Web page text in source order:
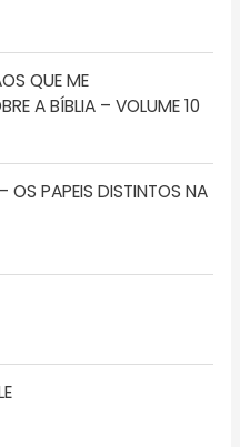
QUE ME
A BÍBLIA – VOLUME 10
OS PAPEIS DISTINTOS NA